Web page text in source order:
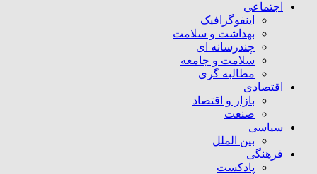
اجتماعی
اینفوگرافیک
بهداشت و سلامت
چندرسانه ای
سلامت و جامعه
مطالبه گری
اقتصادی
بازار و اقتصاد
صنعت
سیاسی
بین الملل
فرهنگی
پادکست